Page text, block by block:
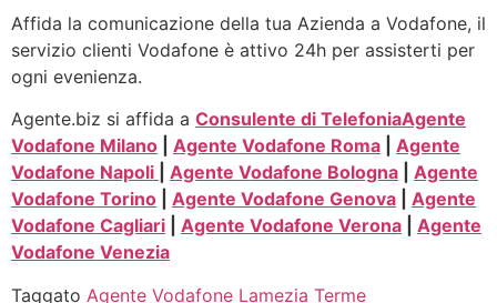
Affida la comunicazione della tua Azienda a Vodafone, il
servizio clienti Vodafone è attivo 24h per assisterti per
ogni evenienza.
Agente.biz si affida a Consulente di TelefoniaAgente
Vodafone Milano
Agente Vodafone Roma
Agente
Vodafone Napoli
Agente Vodafone Bologna
Agente
Vodafone Torino
Agente Vodafone Genova
Agente
Vodafone Cagliari
Agente Vodafone Verona
Agente
Vodafone Venezia
Taggato Agente Vodafone Lamezia Terme